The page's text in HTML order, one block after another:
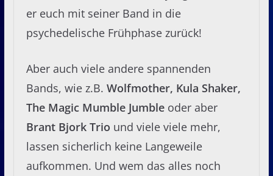
er euch mit seiner Band in die
psychedelische Frühphase zurück!
Aber auch viele andere spannenden
Bands, wie z.B. Wolfmother, Kula Shaker,
The Magic Mumble Jumbleoder aber
Brant Bjork Trio und viele viele mehr,
lassen sicherlich keine Langeweile
aufkommen. Und wem das alles noch